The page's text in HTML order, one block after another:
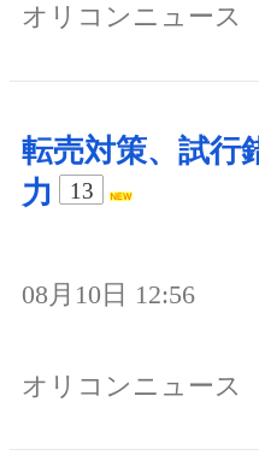
オリコンニュース
転売対策、試行
力
13
08月10日 12:56
オリコンニュース